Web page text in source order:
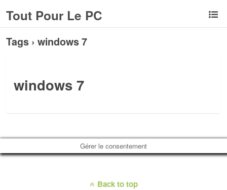
Tout Pour Le PC
Tags › windows 7
windows 7
Gérer le consentement
Back to top